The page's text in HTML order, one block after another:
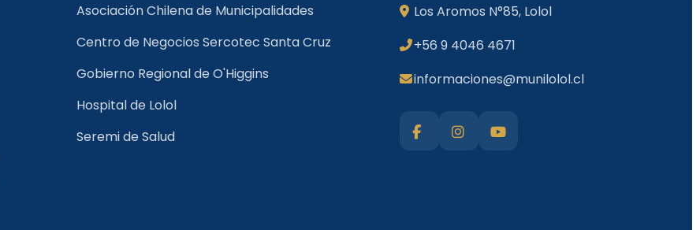
Asociación Chilena de Municipalidades
Centro de Negocios Sercotec Santa Cruz
Gobierno Regional de O'Higgins
Hospital de Lolol
Seremi de Salud
Los Aromos N°85, Lolol
+56 9 4046 4671
informaciones@munilolol.cl